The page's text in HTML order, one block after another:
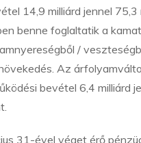
14,9 milliárd jennel 75,3
benne foglaltatik a
/
Az
bevétel 6,4 milliárd
31-ével véget érő